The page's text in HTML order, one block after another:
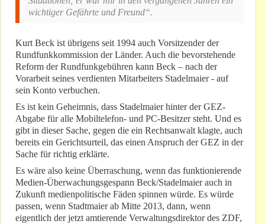
wichtiger Gefährte und Freund“.
Kurt Beck ist übrigens seit 1994 auch Vorsitzender der
Rundfunkkommission der Länder. Auch die bevorstehende
Reform der Rundfunkgebühren kann Beck – nach der
Vorarbeit seines verdienten Mitarbeiters Stadelmaier - auf
sein Konto verbuchen.
Es ist kein Geheimnis, dass Stadelmaier hinter der GEZ-
Abgabe für alle Mobiltelefon- und PC-Besitzer steht. Und es
gibt in dieser Sache, gegen die ein Rechtsanwalt klagte, auch
bereits ein Gerichtsurteil, das einen Anspruch der GEZ in der
Sache für richtig erklärte.
Es wäre also keine Überraschung, wenn das funktionierende
Medien-Überwachungsgespann Beck/Stadelmaier auch in
Zukunft medienpolitische Fäden spinnen würde. Es würde
passen, wenn Stadtmaier ab Mitte 2013, dann, wenn
eigentlich der jetzt amtierende Verwaltungsdirektor des ZDF,